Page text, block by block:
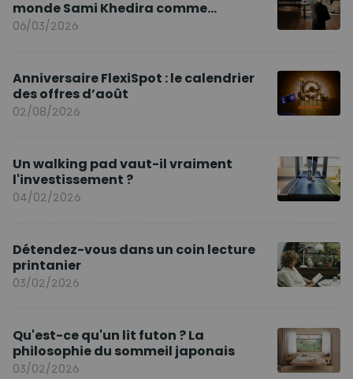
monde Sami Khedira comme
ambassadeur de la marque en Europe
06/03/2026
Anniversaire FlexiSpot : le calendrier
des offres d’août
02/08/2026
Un walking pad vaut-il vraiment
l'investissement ?
04/02/2026
Détendez-vous dans un coin lecture
printanier
03/02/2026
Qu'est-ce qu'un lit futon ? La
philosophie du sommeil japonais
03/02/2026